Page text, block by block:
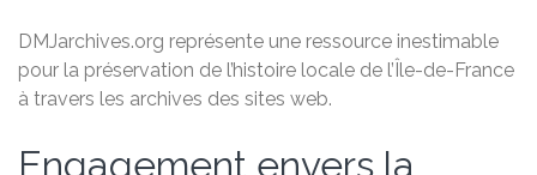
DMJarchives.org représente une ressource inestimable
pour la préservation de l’histoire locale de l’Île-de-France
à travers les archives des sites web.
Engagement envers la